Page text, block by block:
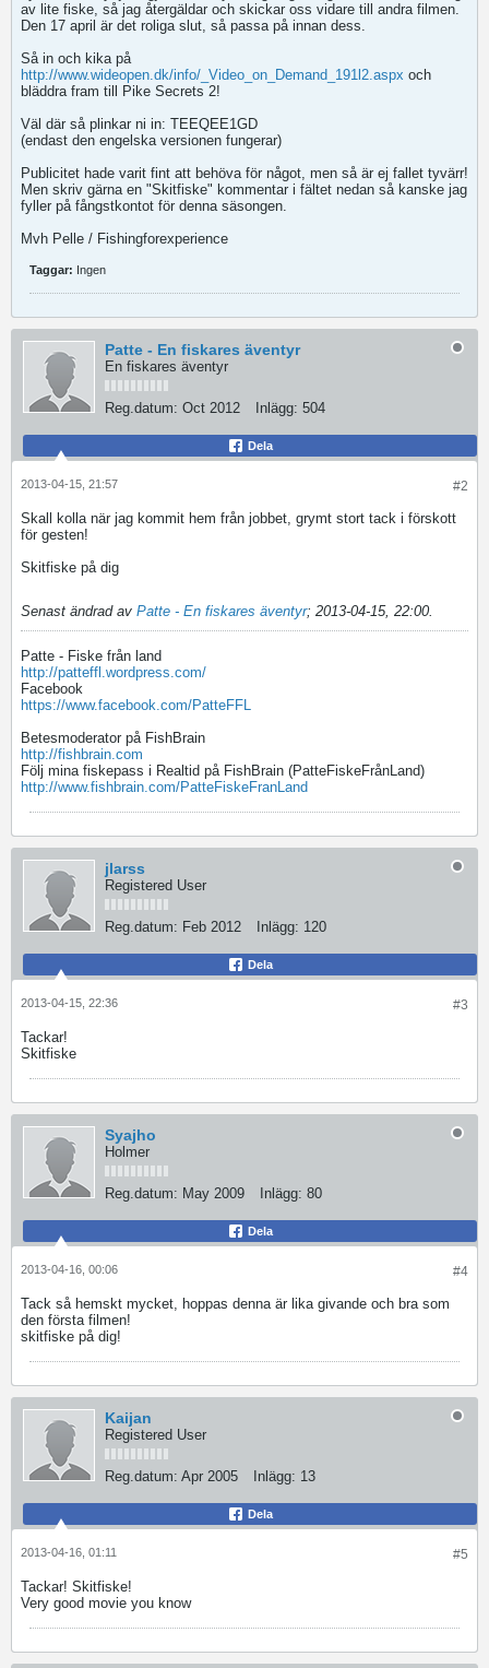
av lite fiske, så jag återgäldar och skickar oss vidare till andra filmen.
Den 17 april är det roliga slut, så passa på innan dess.
Så in och kika på
http://www.wideopen.dk/info/_Video_on_Demand_191l2.aspx och
bläddra fram till Pike Secrets 2!
Väl där så plinkar ni in: TEEQEE1GD
(endast den engelska versionen fungerar)
Publicitet hade varit fint att behöva för något, men så är ej fallet tyvärr!
Men skriv gärna en "Skitfiske" kommentar i fältet nedan så kanske jag
fyller på fångstkontot för denna säsongen.
Mvh Pelle / Fishingforexperience
Taggar: Ingen
Patte - En fiskares äventyr
En fiskares äventyr
Reg.datum: Oct 2012 Inlägg: 504
Dela
#2
2013-04-15, 21:57
Skall kolla när jag kommit hem från jobbet, grymt stort tack i förskott
för gesten!
Skitfiske på dig
Senast ändrad av Patte - En fiskares äventyr; 2013-04-15, 22:00.
Patte - Fiske från land
http://patteffl.wordpress.com/
Facebook
https://www.facebook.com/PatteFFL
Betesmoderator på FishBrain
http://fishbrain.com
Följ mina fiskepass i Realtid på FishBrain (PatteFiskeFrånLand)
http://www.fishbrain.com/PatteFiskeFranLand
jlarss
Registered User
Reg.datum: Feb 2012 Inlägg: 120
Dela
#3
2013-04-15, 22:36
Tackar!
Skitfiske
Syajho
Holmer
Reg.datum: May 2009 Inlägg: 80
Dela
#4
2013-04-16, 00:06
Tack så hemskt mycket, hoppas denna är lika givande och bra som
den första filmen!
skitfiske på dig!
Kaijan
Registered User
Reg.datum: Apr 2005 Inlägg: 13
Dela
#5
2013-04-16, 01:11
Tackar! Skitfiske!
Very good movie you know